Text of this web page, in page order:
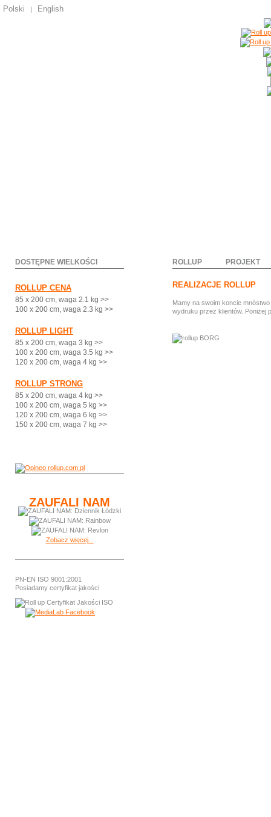
Polski | English
DOSTĘPNE WIELKOŚCI
ROLLUP CENA
85 x 200 cm, waga 2.1 kg >>
100 x 200 cm, waga 2.3 kg >>
ROLLUP LIGHT
85 x 200 cm, waga 3 kg >>
100 x 200 cm, waga 3.5 kg >>
120 x 200 cm, waga 4 kg >>
ROLLUP STRONG
85 x 200 cm, waga 4 kg >>
100 x 200 cm, waga 5 kg >>
120 x 200 cm, waga 6 kg >>
150 x 200 cm, waga 7 kg >>
ZAUFALI NAM
Zobacz więcej...
PN-EN ISO 9001:2001
Posiadamy certyfikat jakości
ROLLUP PROJEKT
REALIZACJE ROLLUP
Mamy na swoim koncie
wydruku przez klientów. Poniżej